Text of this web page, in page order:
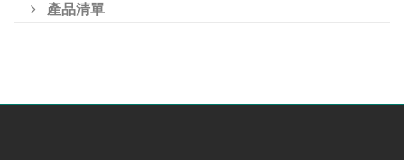
產品清單